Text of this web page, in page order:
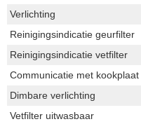
Verlichting
Reinigingsindicatie geurfilter
Reinigingsindicatie vetfilter
Communicatie met kookplaat
Dimbare verlichting
Vetfilter uitwasbaar